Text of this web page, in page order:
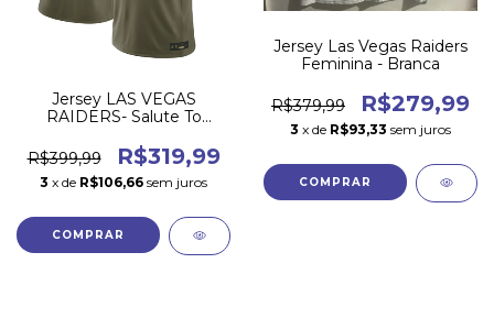
Jersey LAS VEGAS
RAIDERS- Salute To
R$399,99
R$319,99
3 x de R$106,66 sem juros
COMPRAR
Jersey Las Vegas Raiders
Feminina - Branca
R$379,99 R$279,99
3 x de R$93,33 sem juros
COMPRAR